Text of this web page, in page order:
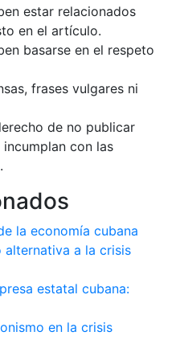
estar relacionados
en el artículo.
basarse en el respeto
frases vulgares ni
de no publicar
con las
la economía cubana
alternativa a la crisis
estatal cubana:
en la crisis